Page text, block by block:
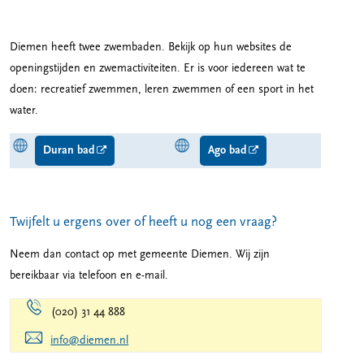
Diemen heeft twee zwembaden. Bekijk op hun websites de
openingstijden en zwemactiviteiten. Er is voor iedereen wat te
doen: recreatief zwemmen, leren zwemmen of een sport in het
water.
Duran bad Ago bad
Twijfelt u ergens over of heeft u nog een vraag?
Neem dan contact op met gemeente Diemen. Wij zijn
bereikbaar via telefoon en e-mail.
(020) 31 44 888
info@diemen.nl